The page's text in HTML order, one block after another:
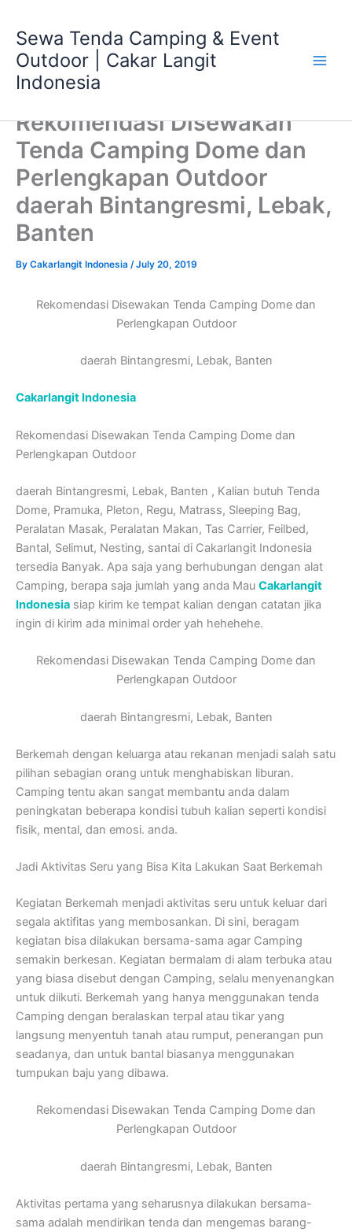
content
Sewa Tenda Camping & Event
Outdoor | Cakar Langit
Indonesia
Rekomendasi Disewakan
Tenda Camping Dome dan
Perlengkapan Outdoor
daerah Bintangresmi, Lebak,
Banten
By Cakarlangit Indonesia /July 20, 2019
Rekomendasi Disewakan Tenda Camping Dome dan
Perlengkapan Outdoor
daerah Bintangresmi, Lebak, Banten
Cakarlangit Indonesia
Rekomendasi Disewakan Tenda Camping Dome dan
Perlengkapan Outdoor
daerah Bintangresmi, Lebak, Banten , Kalian butuh Tenda
Dome, Pramuka, Pleton, Regu, Matrass, Sleeping Bag,
Peralatan Masak, Peralatan Makan, Tas Carrier, Feilbed,
Bantal, Selimut, Nesting, santai di Cakarlangit Indonesia
tersedia Banyak. Apa saja yang berhubungan dengan alat
Camping, berapa saja jumlah yang anda Mau Cakarlangit
Indonesia siap kirim ke tempat kalian dengan catatan jika
ingin di kirim ada minimal order yah hehehehe.
Rekomendasi Disewakan Tenda Camping Dome dan
Perlengkapan Outdoor
daerah Bintangresmi, Lebak, Banten
Berkemah dengan keluarga atau rekanan menjadi salah satu
pilihan sebagian orang untuk menghabiskan liburan.
Camping tentu akan sangat membantu anda dalam
peningkatan beberapa kondisi tubuh kalian seperti kondisi
fisik, mental, dan emosi. anda.
Jadi Aktivitas Seru yang Bisa Kita Lakukan Saat Berkemah
Kegiatan Berkemah menjadi aktivitas seru untuk keluar dari
segala aktifitas yang membosankan. Di sini, beragam
kegiatan bisa dilakukan bersama-sama agar Camping
semakin berkesan. Kegiatan bermalam di alam terbuka atau
yang biasa disebut dengan Camping, selalu menyenangkan
untuk diikuti. Berkemah yang hanya menggunakan tenda
Camping dengan beralaskan terpal atau tikar yang
langsung menyentuh tanah atau rumput, penerangan pun
seadanya, dan untuk bantal biasanya menggunakan
tumpukan baju yang dibawa.
Rekomendasi Disewakan Tenda Camping Dome dan
Perlengkapan Outdoor
daerah Bintangresmi, Lebak, Banten
Aktivitas pertama yang seharusnya dilakukan bersama-
sama adalah mendirikan tenda dan mengemas barang-